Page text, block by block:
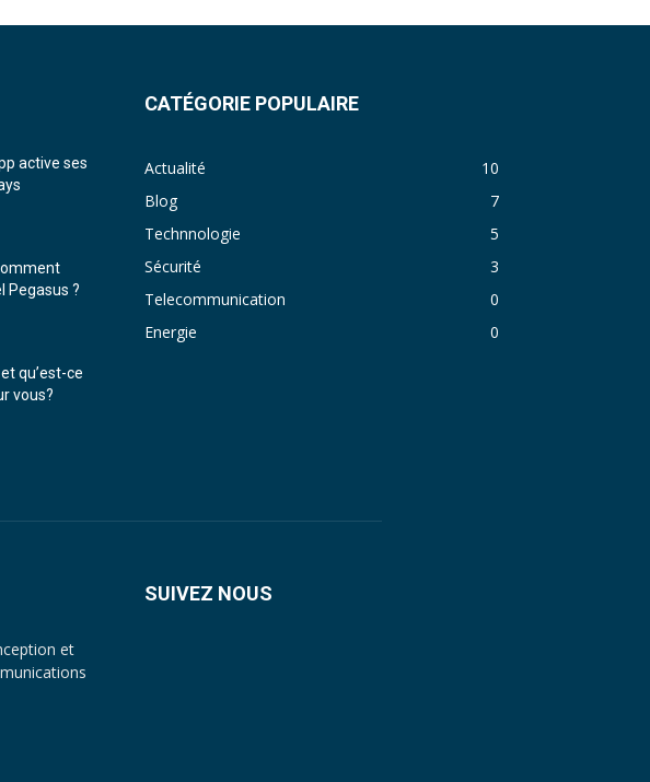
active ses
Pegasus ?
qu’est-ce
vous?
CATÉGORIE POPULAIRE
Actualité
10
Blog
7
Technnologie
5
Sécurité
3
Telecommunication
0
Energie
0
et
SUIVEZ NOUS